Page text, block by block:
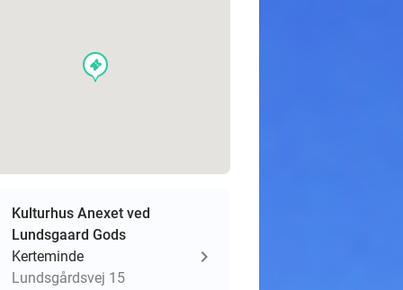
events
Kulturhus Anexet ved
Lundsgaard Gods
Kerteminde
Lundsgårdsvej 15